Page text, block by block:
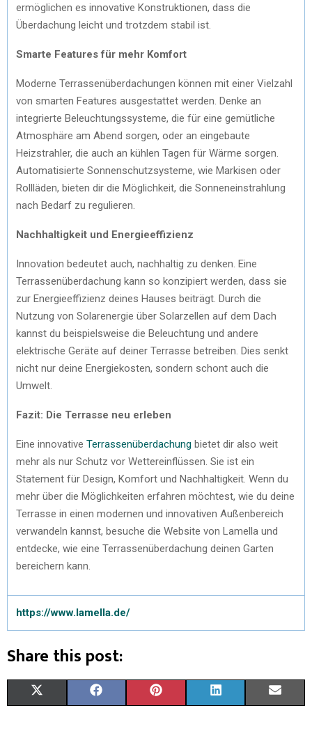
ermöglichen es innovative Konstruktionen, dass die
Überdachung leicht und trotzdem stabil ist.
Smarte Features für mehr Komfort
Moderne Terrassenüberdachungen können mit einer Vielzahl
von smarten Features ausgestattet werden. Denke an
integrierte Beleuchtungssysteme, die für eine gemütliche
Atmosphäre am Abend sorgen, oder an eingebaute
Heizstrahler, die auch an kühlen Tagen für Wärme sorgen.
Automatisierte Sonnenschutzsysteme, wie Markisen oder
Rollläden, bieten dir die Möglichkeit, die Sonneneinstrahlung
nach Bedarf zu regulieren.
Nachhaltigkeit und Energieeffizienz
Innovation bedeutet auch, nachhaltig zu denken. Eine
Terrassenüberdachung kann so konzipiert werden, dass sie
zur Energieeffizienz deines Hauses beiträgt. Durch die
Nutzung von Solarenergie über Solarzellen auf dem Dach
kannst du beispielsweise die Beleuchtung und andere
elektrische Geräte auf deiner Terrasse betreiben. Dies senkt
nicht nur deine Energiekosten, sondern schont auch die
Umwelt.
Fazit: Die Terrasse neu erleben
Eine innovative Terrassenüberdachung bietet dir also weit
mehr als nur Schutz vor Wettereinflüssen. Sie ist ein
Statement für Design, Komfort und Nachhaltigkeit. Wenn du
mehr über die Möglichkeiten erfahren möchtest, wie du deine
Terrasse in einen modernen und innovativen Außenbereich
verwandeln kannst, besuche die Website von Lamella und
entdecke, wie eine Terrassenüberdachung deinen Garten
bereichern kann.
https://www.lamella.de/
Share this post: